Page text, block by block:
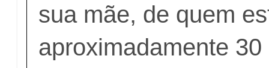
sua mãe, de quem
aproximadamente 30